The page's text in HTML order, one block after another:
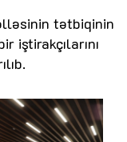
tətbiqinin
iştirakçılarını